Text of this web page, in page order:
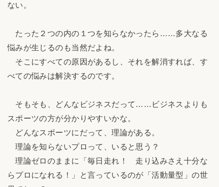
ない。
たった２つの内の１つを知らなかったら……多大なる
悩みが生じるのも当然だよね。
そこにすべての原因があるし、それを解消すれば、す
べての悩みは解決するのです。
そもそも、どんなビジネスだって……ビジネスよりも
スポーツの方が分かりやすいかな。
どんなスポーツにだって、理論がある。
理論を知らないプロって、いると思う？
理論ゼロのままに「毎日走れ！ 走り込みさえ十分な
らプロになれる！」と言っているのが「活動量型」の世